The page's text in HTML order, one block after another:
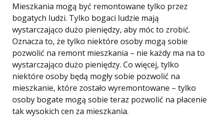
Mieszkania mogą być remontowane tylko przez
bogatych ludzi. Tylko bogaci ludzie mają
wystarczająco dużo pieniędzy, aby móc to zrobić.
Oznacza to, że tylko niektóre osoby mogą sobie
pozwolić na remont mieszkania – nie każdy ma na to
wystarczająco dużo pieniędzy. Co więcej, tylko
niektóre osoby będą mogły sobie pozwolić na
mieszkanie, które zostało wyremontowane – tylko
osoby bogate mogą sobie teraz pozwolić na płacenie
tak wysokich cen za mieszkania.